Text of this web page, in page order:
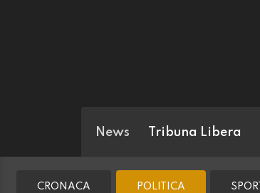
News Tribuna Libera
CRONACA POLITICA SPORT